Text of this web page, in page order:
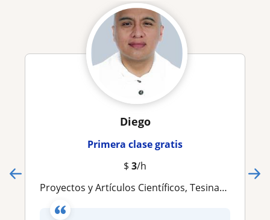
Diego
Primera clase gratis
$ 3/h
Proyectos y Artículos Científicos, Tesinas, TIC, Realidad Aumentada, IA y Big Data